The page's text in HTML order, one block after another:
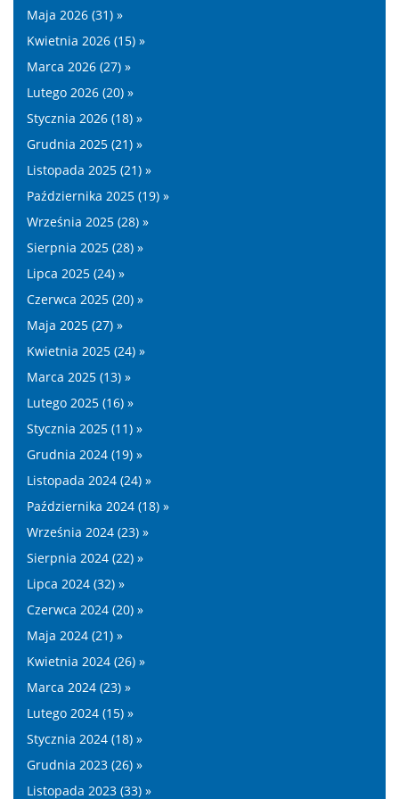
Maja 2026 (31) »
Kwietnia 2026 (15) »
Marca 2026 (27) »
Lutego 2026 (20) »
Stycznia 2026 (18) »
Grudnia 2025 (21) »
Listopada 2025 (21) »
Października 2025 (19) »
Września 2025 (28) »
Sierpnia 2025 (28) »
Lipca 2025 (24) »
Czerwca 2025 (20) »
Maja 2025 (27) »
Kwietnia 2025 (24) »
Marca 2025 (13) »
Lutego 2025 (16) »
Stycznia 2025 (11) »
Grudnia 2024 (19) »
Listopada 2024 (24) »
Października 2024 (18) »
Września 2024 (23) »
Sierpnia 2024 (22) »
Lipca 2024 (32) »
Czerwca 2024 (20) »
Maja 2024 (21) »
Kwietnia 2024 (26) »
Marca 2024 (23) »
Lutego 2024 (15) »
Stycznia 2024 (18) »
Grudnia 2023 (26) »
Listopada 2023 (33) »